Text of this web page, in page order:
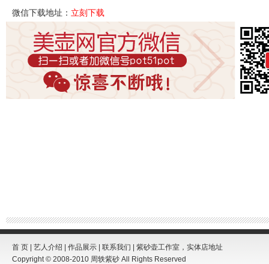
微信下载地址： 立刻下载
首 页 艺人介绍 作品展示 联系我们 | 紫砂壶工作室，实体店地址
Copyright © 2008-2010 周轶紫砂 All Rights Reserved